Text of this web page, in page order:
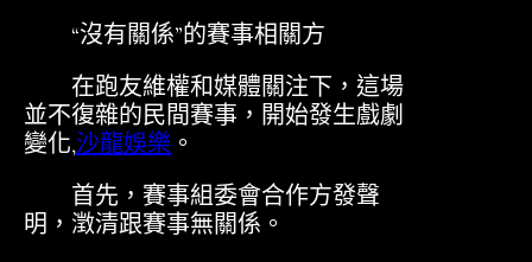
“沒有關係”的賽事相關方
在跑友維權和媒體關注下，這場
並不復雜的民間賽事，開始發生戲劇
變化,沙龍娛樂 。
首先，賽事組委會合作方發聲
明，澂清跟賽事無關係。